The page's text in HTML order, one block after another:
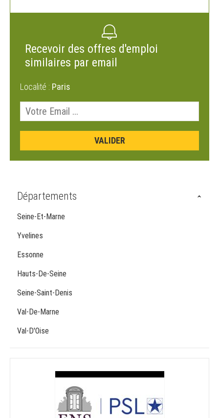
Recevoir des offres d'emploi
similaires par email
Localité : Paris
Départements
Seine-Et-Marne
Yvelines
Essonne
Hauts-De-Seine
Seine-Saint-Denis
Val-De-Marne
Val-D'Oise